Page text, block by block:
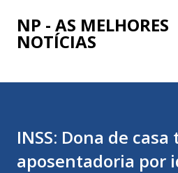
Pular para o
NP - AS MELHORES
NOTÍCIAS
INSS: Dona de
aposentadoria por